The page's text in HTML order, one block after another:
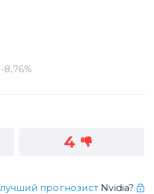
4
лучший прогнозистNvidia?